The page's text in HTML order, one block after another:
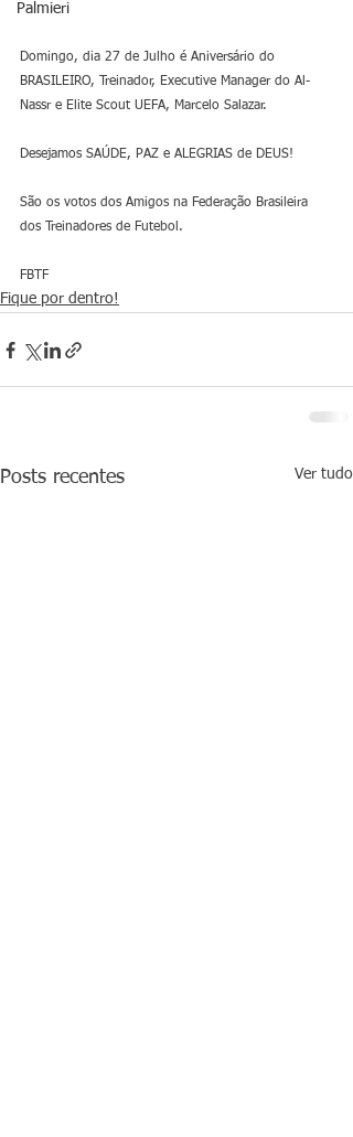
Palmieri
Domingo, dia 27 de Julho é Aniversário do
BRASILEIRO, Treinador, Executive Manager do Al-
Nassr e Elite Scout UEFA, Marcelo Salazar.
Desejamos SAÚDE, PAZ e ALEGRIAS de DEUS!
São os votos dos Amigos na Federação Brasileira
dos Treinadores de Futebol.
FBTF
Fique por dentro!
Posts recentes Ver tudo